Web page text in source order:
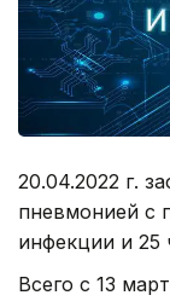
20.04.2022 г.
пневмонией с
инфекции и 25
Всего с 13